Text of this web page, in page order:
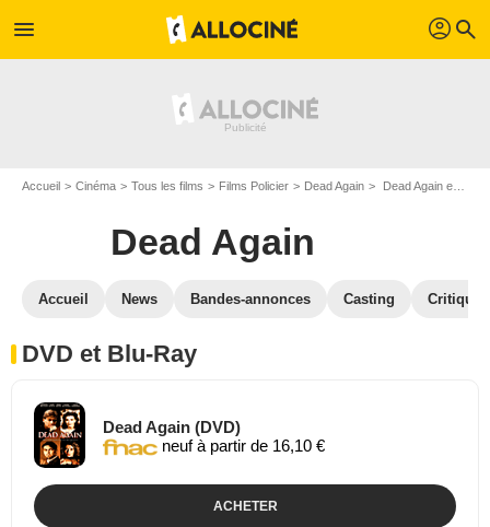
menu profil search
Accueil Cinéma Tous les films Films Policier Dead Again Dead Again en DVD Blu Ray
Dead Again
Accueil News Bandes-annonces Casting
DVD et Blu-Ray
Dead Again (DVD)
neuf à partir de 16,10 €
ACHETER